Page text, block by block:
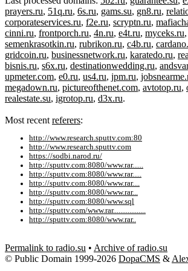
prayers.ru, 51q.ru, 6s.ru, gams.su, gn8.ru,
corporateservices.ru, f2e.ru, scryptn.ru,
cinni.ru, frontporch.ru, 4n.ru, e4t.ru, myceks.ru,
semenkrasotkin.ru, rubrikon.ru, c4b.ru,
gridcoin.ru, businessnetwork.ru, karatedo.ru,
bisnis.ru, s6x.ru, destinationwedding.ru,
upmeter.com, e0.ru, us4.ru, jpm.ru,
megadown.ru, pictureofthenet.com, avtotop.ru,
realestate.su, igrotop.ru, d3x.ru.
Most recent referers:
http://www.research.sputtv.com:80
http://www.research.sputtv.com
https://sodbi.narod.ru/
http://sputtv.com:8080/www.rar......
http://sputtv.com:8080/www.rar.....
http://sputtv.com:8080/www.rar....
http://sputtv.com:8080/www.rar...
http://sputtv.com:8080/www.sql
http://sputtv.com/www.rar..................
http://sputtv.com:8080/www.rar..
Permalink to radio.su • Archive of radio.su
© Public Domain 1999-2026 DopaCMS &